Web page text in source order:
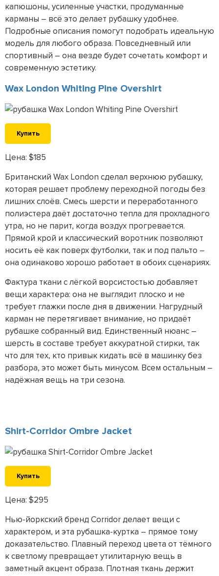
капюшоны, усиленные участки, продуманные
карманы – всё это делает рубашку удобнее.
Подробные описания помогут подобрать идеальную
модель для любого образа. Повседневный или
спортивный – она везде будет сочетать комфорт и
современную эстетику.
Wax London Whiting Pine Overshirt
Купить
Цена: $185
Британский Wax London сделал верхнюю рубашку,
которая решает проблему переходной погоды без
лишних слоёв. Смесь шерсти и переработанного
полиэстера даёт достаточно тепла для прохладного
утра, но не парит, когда воздух прогревается.
Прямой крой и классический воротник позволяют
носить её как поверх футболки, так и под пальто –
она одинаково хорошо работает в обоих сценариях.
Фактура ткани с лёгкой ворсистостью добавляет
вещи характера: она не выглядит плоско и не
требует глажки после дня в движении. Нагрудный
карман не перетягивает внимание, но придаёт
рубашке собранный вид. Единственный нюанс –
шерсть в составе требует аккуратной стирки, так
что для тех, кто привык кидать всё в машинку без
разбора, это может быть минусом. Всем остальным –
надёжная вещь на три сезона.
Shirt-Corridor Ombre Jacket
Купить
Цена: $295
Нью-йоркский бренд Corridor делает вещи с
характером, и эта рубашка-куртка – прямое тому
доказательство. Плавный переход цвета от тёмного
к светлому превращает утилитарную вещь в
заметный акцент образа. Плотная ткань держит